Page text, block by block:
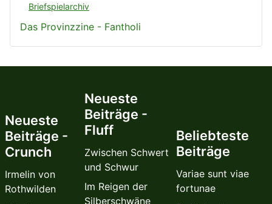
Briefspielarchiv
Das Provinzzine - Fantholi
Neueste
Beiträge -
Crunch
Irmelin von
Rothwilden
Neueste
Beiträge -
Fluff
Zwischen Schwert
und Schwur
Im Reigen der
Silberschwäne
Beliebteste
Beiträge
Variae sunt viae
fortunae